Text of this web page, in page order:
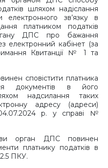
шляхом надіслання
електронного зв’язку в
платником податків
ДПС про бажання
електронний кабінет (за
Квитанції № 1 та
сповістити платника
документів в його
надсилання таких
адресу (адреси)
р. у справі №
орган ДПС повинен
платнику податків в
ПКУ.